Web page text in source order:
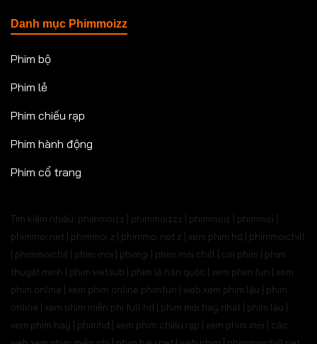
Danh mục Phimmoizz
Phim bộ
Phim lẻ
Phim chiếu rạp
Phim hành động
Phim cổ trang
Tìm kiếm nhiều: phimmoizz | phimmoizzz | phimmoiz | phimmoi |
phimmoi net | phimmoi.z | phimmoi.net z | xem phim hd | phimmoichill
| phimmoichil | phim mới | phimgi | phim mới chill | coi phim | phim
thuyết minh | phim vietsub | phim lẻ hàn quốc | xem phim fun | xem
phim online | xem phim online phimfun | web xem phim lậu | phim
online | xem phim miễn phí full hd | phim mới hay nhất | phim lậu |
xem phim hay | phimhd | xem phim chiếu rạp | xem phim mới | các